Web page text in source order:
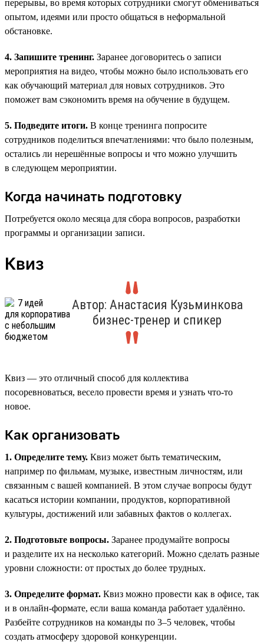
перерывы, во время которых сотрудники смогут обмениваться
опытом, идеями или просто общаться в неформальной
обстановке.
4. Запишите тренинг. Заранее договоритесь о записи
мероприятия на видео, чтобы можно было использовать его
как обучающий материал для новых сотрудников. Это
поможет вам сэкономить время на обучение в будущем.
5. Подведите итоги. В конце тренинга попросите
сотрудников поделиться впечатлениями: что было полезным,
остались ли нерешённые вопросы и что можно улучшить
в следующем мероприятии.
Когда начинать подготовку
Потребуется около месяца для сбора вопросов, разработки
программы и организации записи.
Квиз
Автор: Анастасия Кузьминкова
бизнес-тренер и спикер
Квиз — это отличный способ для коллектива
посоревноваться, весело провести время и узнать что-то
новое.
Как организовать
1. Определите тему. Квиз может быть тематическим,
например по фильмам, музыке, известным личностям, или
связанным с вашей компанией. В этом случае вопросы будут
касаться истории компании, продуктов, корпоративной
культуры, достижений или забавных фактов о коллегах.
2. Подготовьте вопросы. Заранее продумайте вопросы
и разделите их на несколько категорий. Можно сделать разные
уровни сложности: от простых до более трудных.
3. Определите формат. Квиз можно провести как в офисе, так
и в онлайн-формате, если ваша команда работает удалённо.
Разбейте сотрудников на команды по 3–5 человек, чтобы
создать атмосферу здоровой конкуренции.